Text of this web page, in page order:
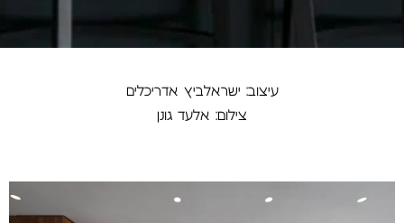
עיצוב: ישראלביץ אדריכלים
צילום: אלעד גונן